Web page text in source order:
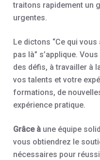
traitons rapidement un
urgentes.
Le dictons “Ce qui
pas là” s’applique.
des défis, à travailler à
vos talents et votre
formations, de
expérience pratique.
Grâce à une équipe
vous obtiendrez le
nécessaires pour